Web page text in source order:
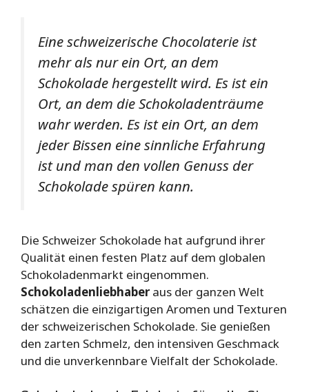
Eine schweizerische Chocolaterie ist
mehr als nur ein Ort, an dem
Schokolade hergestellt wird. Es ist ein
Ort, an dem die Schokoladenträume
wahr werden. Es ist ein Ort, an dem
jeder Bissen eine sinnliche Erfahrung
ist und man den vollen Genuss der
Schokolade spüren kann.
Die Schweizer Schokolade hat aufgrund ihrer
Qualität einen festen Platz auf dem globalen
Schokoladenmarkt eingenommen.
Schokoladenliebhaberaus der ganzen Welt
schätzen die einzigartigen Aromen und Texturen
der schweizerischen Schokolade. Sie genießen
den zarten Schmelz, den intensiven Geschmack
und die unverkennbare Vielfalt der Schokolade.